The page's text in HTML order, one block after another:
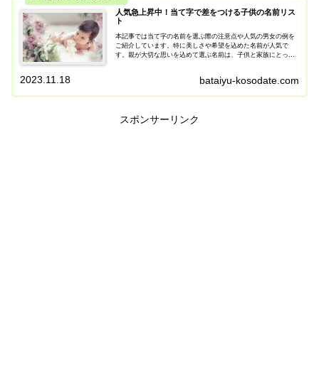
人気急上昇中！当て字で差をつける子供の名前リス
ト
本記事では当て字の名前を選ぶ際の注意点や人気の男女の例を
ご紹介しています。特に美しさや希望を込めた名前が人気で
す。親が大切な思いを込めて選ぶ名前は、子供と家族にとって
bataiyu-kosodate.com
2023.11.18
スポンサーリンク